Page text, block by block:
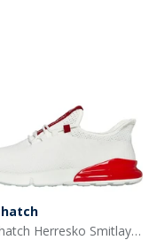
Crosshatch Herresko Smitlay Træningssko Hvid/Rød